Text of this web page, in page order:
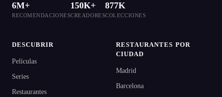
6M+
RECOMENDACIONES
150K+
CREADORES
877K
COLECCIONES
DESCUBRIR
Películas
Series
Restaurantes
RESTAURANTES POR
CIUDAD
Madrid
Barcelona